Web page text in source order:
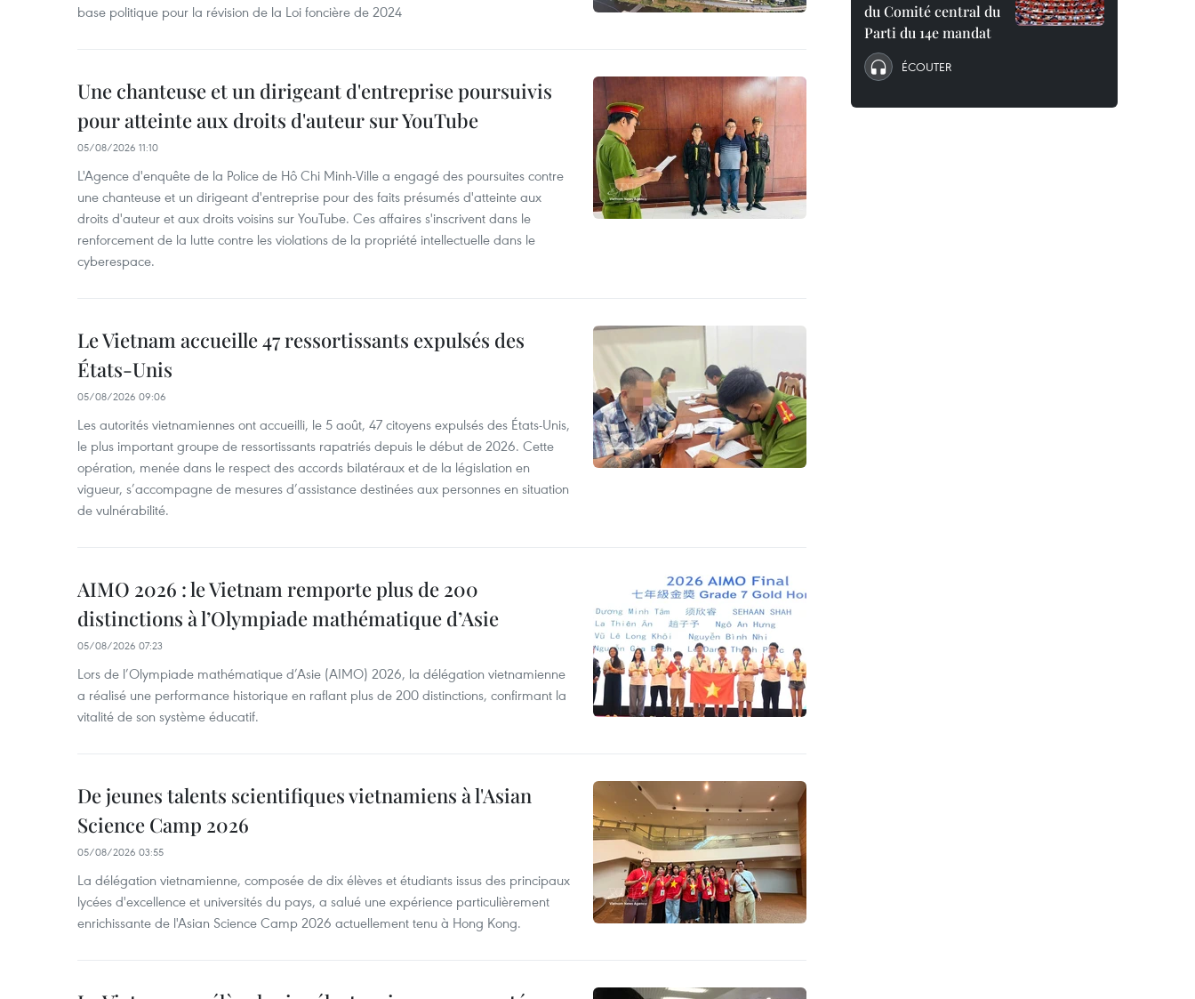
base politique pour la révision de la Loi foncière de 2024
Une chanteuse et un dirigeant d'entreprise poursuivis
pour atteinte aux droits d'auteur sur YouTube
05/08/2026 11:10
L'Agence d'enquête de la Police de Hô Chi Minh-Ville a engagé des poursuites contre
une chanteuse et un dirigeant d'entreprise pour des faits présumés d'atteinte aux
droits d'auteur et aux droits voisins sur YouTube. Ces affaires s'inscrivent dans le
renforcement de la lutte contre les violations de la propriété intellectuelle dans le
cyberespace.
Le Vietnam accueille 47 ressortissants expulsés des
États-Unis
05/08/2026 09:06
Les autorités vietnamiennes ont accueilli, le 5 août, 47 citoyens expulsés des États-Unis,
le plus important groupe de ressortissants rapatriés depuis le début de 2026. Cette
opération, menée dans le respect des accords bilatéraux et de la législation en
vigueur, s’accompagne de mesures d’assistance destinées aux personnes en situation
de vulnérabilité.
AIMO 2026 : le Vietnam remporte plus de 200
distinctions à l’Olympiade mathématique d’Asie
05/08/2026 07:23
Lors de l’Olympiade mathématique d’Asie (AIMO) 2026, la délégation vietnamienne
a réalisé une performance historique en raflant plus de 200 distinctions, confirmant la
vitalité de son système éducatif.
De jeunes talents scientifiques vietnamiens à l'Asian
Science Camp 2026
05/08/2026 03:55
La délégation vietnamienne, composée de dix élèves et étudiants issus des principaux
lycées d'excellence et universités du pays, a salué une expérience particulièrement
enrichissante de l'Asian Science Camp 2026 actuellement tenu à Hong Kong.
du Comité central du
Parti du 14e mandat
ÉCOUTER